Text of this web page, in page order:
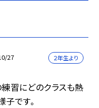
27 ２年生より
習にどのクラスも熱
です。